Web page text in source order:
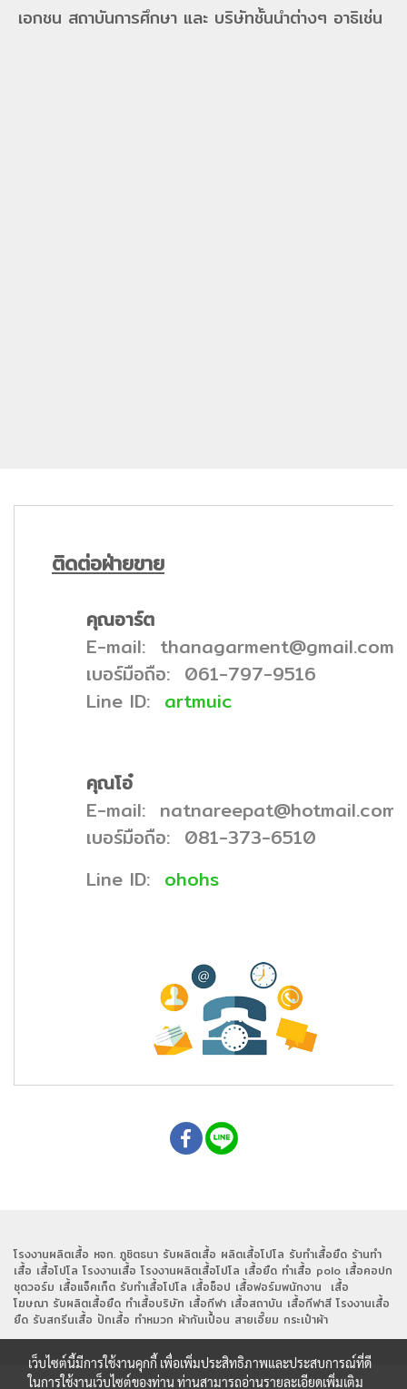
เอกชน สถาบันการศึกษา และ บริษัทชั้นนำต่างๆ อาธิเช่น
ติดต่อฝ่ายขาย
คุณอาร์ต
E-mail: thanagarment@gmail.com
เบอร์มือถือ: 061-797-9516
Line ID: artmuic
คุณโอ๋
E-mail: natnareepat@hotmail.com
เบอร์มือถือ: 081-373-6510
Line ID: ohohs
โรงงานผลิตเสื้อ หจก. ภูชิตธนา รับผลิตเสื้อ ผลิตเสื้อโปโล รับทำเสื้อยืด ร้านทำ
เสื้อ เสื้อโปโล โรงงานเสื้อ โรงงานผลิตเสื้อโปโล เสื้อยืด ทำเสื้อ polo เสื้อคอปก
ชุดวอร์ม เสื้อแจ็คเก็ต รับทำเสื้อโปโล เสื้อช็อป เสื้อฟอร์มพนักงาน เสื้อ
โฆษณา รับผลิตเสื้อยืด ทำเสื้อบริษัท เสื้อกีฬา เสื้อสถาบัน เสื้อกีฬาสี โรงงานเสื้อ
ยืด รับสกรีนเสื้อ ปักเสื้อ ทำหมวก ผ้ากันเปื้อน สายเอี๊ยม กระเป๋าผ้า
เว็บไซต์นี้มีการใช้งานคุกกี้ เพื่อเพิ่มประสิทธิภาพและประสบการณ์ที่ดี
ในการใช้งานเว็บไซต์ของท่าน ท่านสามารถอ่านรายละเอียดเพิ่มเติม